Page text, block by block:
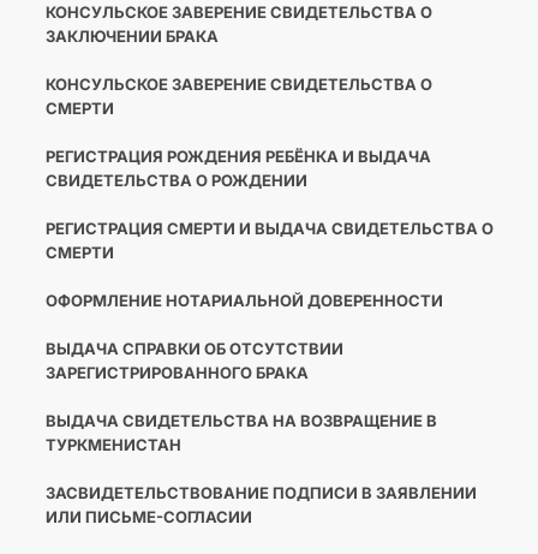
КОНСУЛЬСКОЕ ЗАВЕРЕНИЕ СВИДЕТЕЛЬСТВА О
ЗАКЛЮЧЕНИИ БРАКА
КОНСУЛЬСКОЕ ЗАВЕРЕНИЕ СВИДЕТЕЛЬСТВА О
СМЕРТИ
РЕГИСТРАЦИЯ РОЖДЕНИЯ РЕБЁНКА И ВЫДАЧА
СВИДЕТЕЛЬСТВА О РОЖДЕНИИ
РЕГИСТРАЦИЯ СМЕРТИ И ВЫДАЧА СВИДЕТЕЛЬСТВА О
СМЕРТИ
ОФОРМЛЕНИЕ НОТАРИАЛЬНОЙ ДОВЕРЕННОСТИ
ВЫДАЧА СПРАВКИ ОБ ОТСУТСТВИИ
ЗАРЕГИСТРИРОВАННОГО БРАКА
ВЫДАЧА СВИДЕТЕЛЬСТВА НА ВОЗВРАЩЕНИЕ В
ТУРКМЕНИСТАН
ЗАСВИДЕТЕЛЬСТВОВАНИЕ ПОДПИСИ В ЗАЯВЛЕНИИ
ИЛИ ПИСЬМЕ-СОГЛАСИИ